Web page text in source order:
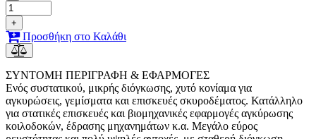
+
Προσθήκη στο Καλάθι
ΣΥΝΤΟΜΗ ΠΕΡΙΓΡΑΦΗ & ΕΦΑΡΜΟΓΕΣ
Ενός συστατικού, μικρής διόγκωσης, χυτό κονίαμα για
αγκυρώσεις, γεμίσματα και επισκευές σκυροδέματος. Κατάλληλο
για στατικές επισκευές και βιομηχανικές εφαρμογές αγκύρωσης
κοιλοδοκών, έδρασης μηχανημάτων κ.α. Μεγάλο εύρος